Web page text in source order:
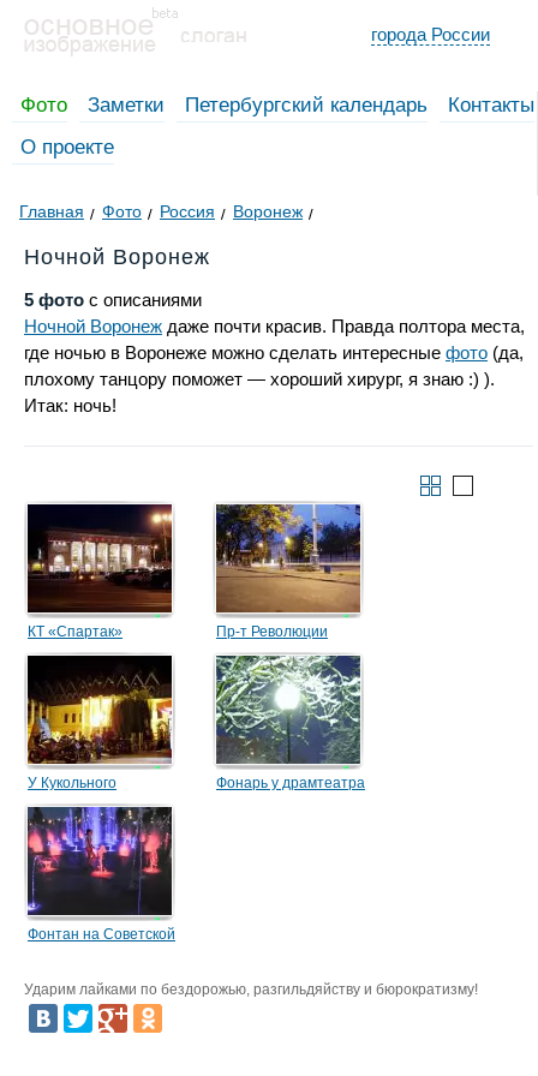
города России
Фото Заметки Петербургский календарь
Контакты
О проекте
Главная Фото Россия Воронеж
Ночной Воронеж
5 фото с описаниями
Ночной Воронеж даже почти красив. Правда полтора места,
где ночью в Воронеже можно сделать интересные фото (да,
плохому танцору поможет — хороший хирург, я знаю :) ).
Итак: ночь!
КТ «Спартак» Пр-т Революции
У Кукольного Фонарь у драмтеатра
Фонтан на Советской
Ударим лайками по бездорожью, разгильдяйству и бюрократизму!